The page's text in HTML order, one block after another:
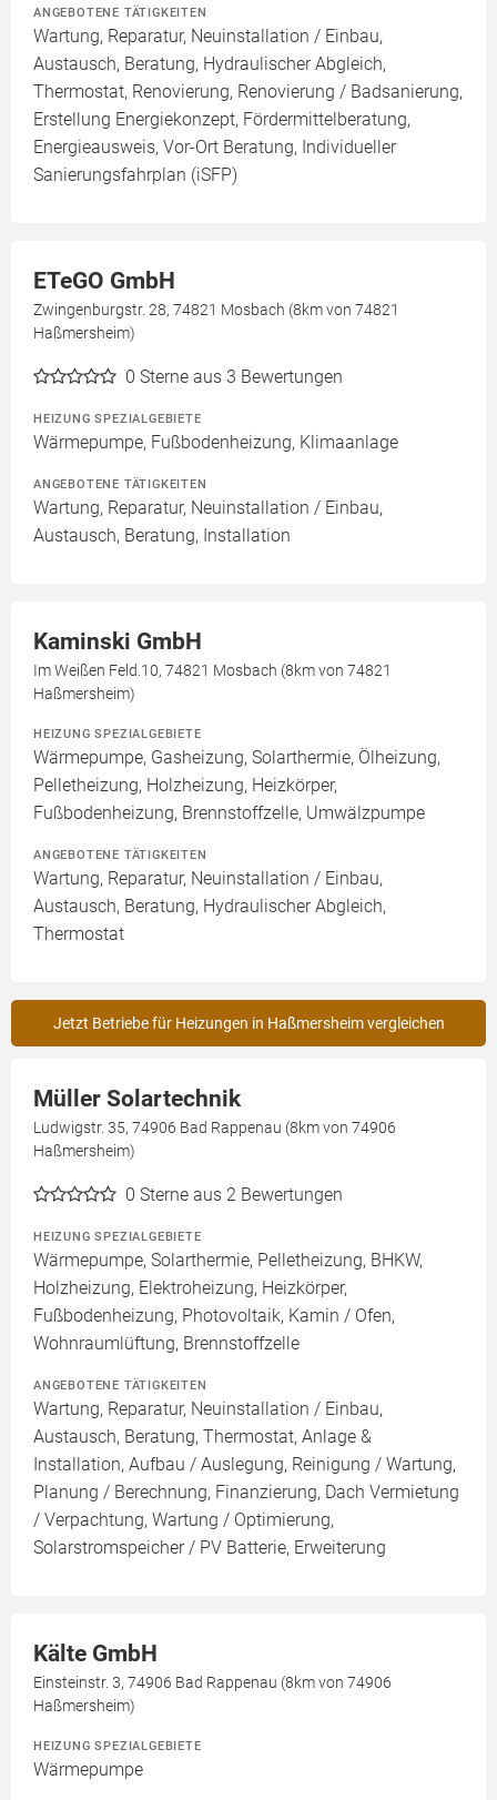
ANGEBOTENE TÄTIGKEITEN
Wartung, Reparatur, Neuinstallation / Einbau,
Austausch, Beratung, Hydraulischer Abgleich,
Thermostat, Renovierung, Renovierung / Badsanierung,
Erstellung Energiekonzept, Fördermittelberatung,
Energieausweis, Vor-Ort Beratung, Individueller
Sanierungsfahrplan (iSFP)
ETeGO GmbH
Zwingenburgstr. 28, 74821 Mosbach (8km von 74821
Haßmersheim)
0 Sterne aus 3 Bewertungen
HEIZUNG SPEZIALGEBIETE
Wärmepumpe, Fußbodenheizung, Klimaanlage
ANGEBOTENE TÄTIGKEITEN
Wartung, Reparatur, Neuinstallation / Einbau,
Austausch, Beratung, Installation
Kaminski GmbH
Im Weißen Feld.10, 74821 Mosbach (8km von 74821
Haßmersheim)
HEIZUNG SPEZIALGEBIETE
Wärmepumpe, Gasheizung, Solarthermie, Ölheizung,
Pelletheizung, Holzheizung, Heizkörper,
Fußbodenheizung, Brennstoffzelle, Umwälzpumpe
ANGEBOTENE TÄTIGKEITEN
Wartung, Reparatur, Neuinstallation / Einbau,
Austausch, Beratung, Hydraulischer Abgleich,
Thermostat
Jetzt Betriebe für Heizungen in Haßmersheim vergleichen
Müller Solartechnik
Ludwigstr. 35, 74906 Bad Rappenau (8km von 74906
Haßmersheim)
0 Sterne aus 2 Bewertungen
HEIZUNG SPEZIALGEBIETE
Wärmepumpe, Solarthermie, Pelletheizung, BHKW,
Holzheizung, Elektroheizung, Heizkörper,
Fußbodenheizung, Photovoltaik, Kamin / Ofen,
Wohnraumlüftung, Brennstoffzelle
ANGEBOTENE TÄTIGKEITEN
Wartung, Reparatur, Neuinstallation / Einbau,
Austausch, Beratung, Thermostat, Anlage &
Installation, Aufbau / Auslegung, Reinigung / Wartung,
Planung / Berechnung, Finanzierung, Dach Vermietung
/ Verpachtung, Wartung / Optimierung,
Solarstromspeicher / PV Batterie, Erweiterung
Kälte GmbH
Einsteinstr. 3, 74906 Bad Rappenau (8km von 74906
Haßmersheim)
HEIZUNG SPEZIALGEBIETE
Wärmepumpe